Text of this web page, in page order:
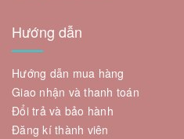
Hướng dẫn
Hướng dẫn mua hàng
Giao nhận và thanh toán
Đổi trả và bảo hành
Đăng kí thành viên